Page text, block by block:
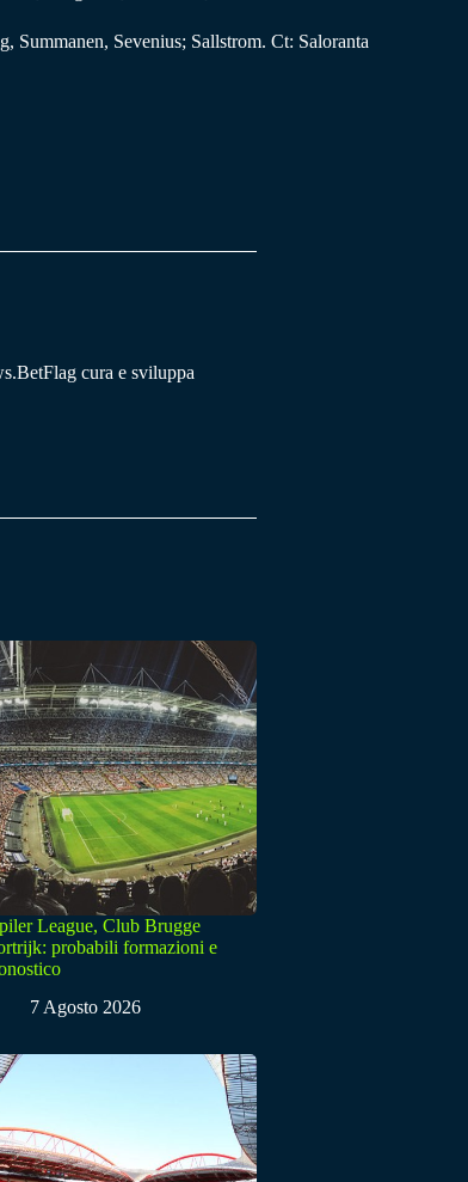
Sevenius; Sallstrom. Ct: Saloranta
cura e sviluppa
League, Club Brugge
probabili formazioni e
7 Agosto 2026